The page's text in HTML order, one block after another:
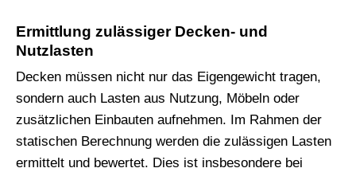
Ermittlung zulässiger Decken- und
Nutzlasten
Decken müssen nicht nur das Eigengewicht tragen,
sondern auch Lasten aus Nutzung, Möbeln oder
zusätzlichen Einbauten aufnehmen. Im Rahmen der
statischen Berechnung werden die zulässigen Lasten
ermittelt und bewertet. Dies ist insbesondere bei